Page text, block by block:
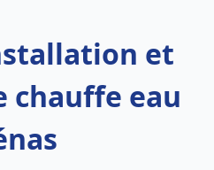
et
chauffe eau